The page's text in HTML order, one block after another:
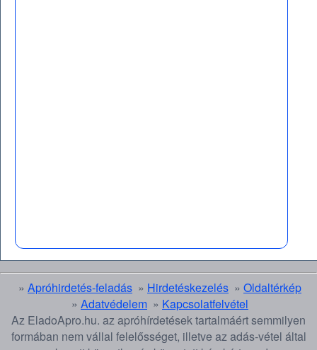
» Apróhirdetés-feladás » Hirdetéskezelés » Oldaltérkép
» Adatvédelem » Kapcsolatfelvétel
Az EladoApro.hu. az apróhírdetések tartalmáért semmilyen
formában nem vállal felelősséget, illetve az adás-vétel által